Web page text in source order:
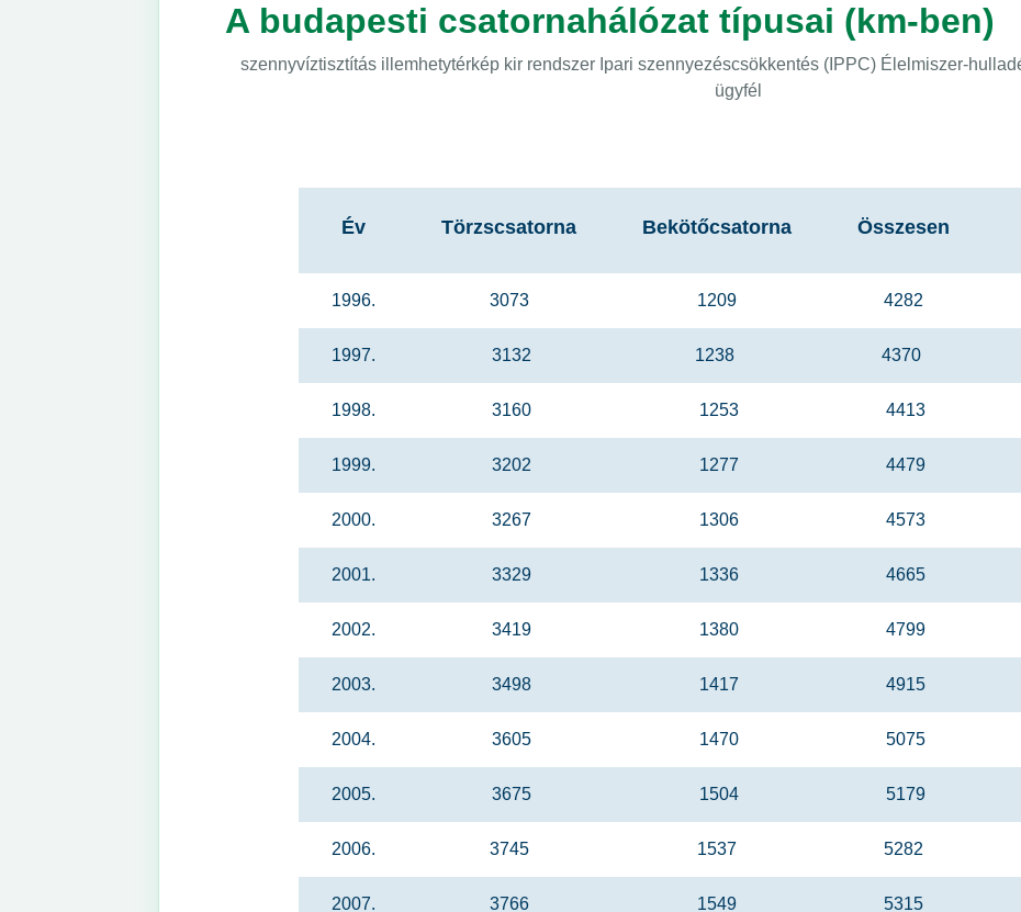
A budapesti csatornahálózat típusai (km-ben)
szennyvíztisztítás illemhetytérkép kir rendszer Ipari szennyezéscsökkentés (IPPC) Élelmiszer-
ügyfél
Év Törzscsatorna Bekötőcsatorna Összesen
1996. 3073 1209 4282
1997. 3132 1238 4370
1998. 3160 1253 4413
1999. 3202 1277 4479
2000. 3267 1306 4573
2001. 3329 1336 4665
2002. 3419 1380 4799
2003. 3498 1417 4915
2004. 3605 1470 5075
2005. 3675 1504 5179
2006. 3745 1537 5282
2007. 3766 1549 5315